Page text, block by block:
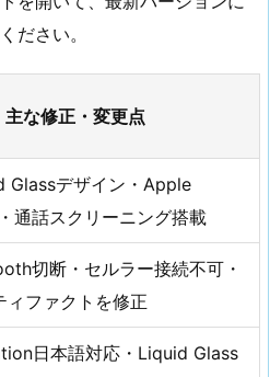
ださい。
主な修正・変更点
Glassデザイン・Apple
通話スクリーニング搭載
切断・セルラー接続不可・
ィファクトを修正
日本語対応・Liquid Glass